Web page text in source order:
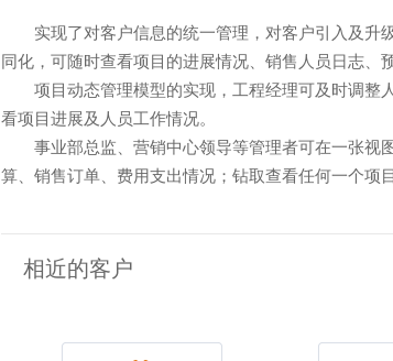
实现了对客户信息的统一管理，对客户引入及升
同化，可随时查看项目的进展情况、销售人员日志、
项目动态管理模型的实现，工程经理可及时调整
看项目进展及人员工作情况。
事业部总监、营销中心领导等管理者可在一张视
算、销售订单、费用支出情况；钻取查看任何一个项
相近的客户